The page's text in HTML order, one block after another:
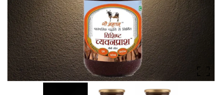
boost
immunity,
strength,
digestion,
and